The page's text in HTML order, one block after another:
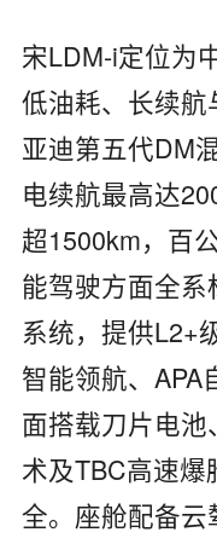
宋LDM-i定位为
低油耗、长续
亚迪第五代DM
电续航最高达
超1500km，百
能驾驶方面全系
系统，提供L2+
智能领航、APA
面搭载刀片电
术及TBC高速
全。座舱配备